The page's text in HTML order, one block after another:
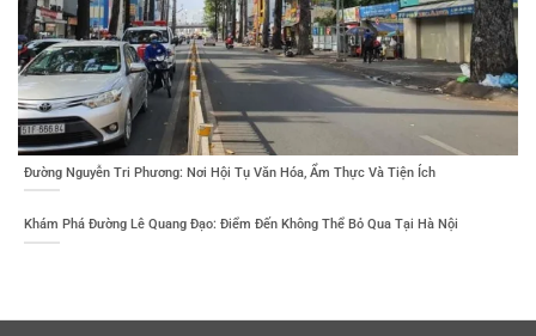
Đường Nguyễn Tri Phương: Nơi Hội Tụ Văn Hóa, Ẩm Thực Và Tiện Ích
Khám Phá Đường Lê Quang Đạo: Điểm Đến Không Thể Bỏ Qua Tại Hà Nội